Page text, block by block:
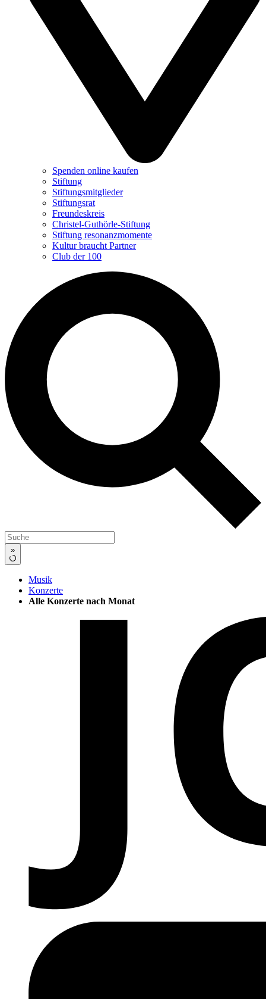
Spenden online kaufen
Stiftung
Stiftungsmitglieder
Stiftungsrat
Freundeskreis
Christel-Guthörle-Stiftung
Stiftung resonanzmomente
Kultur braucht Partner
Club der 100
»
Musik
Konzerte
Alle Konzerte nach Monat